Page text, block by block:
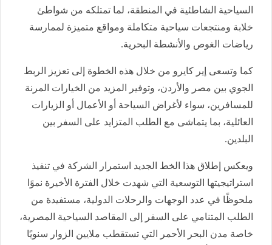
السياحية الشاطئية في المنطقة، لما تمتلكه من شواطئ
خلابة ومنتجعات سياحية متكاملة ومواقع متميزة لممارسة
رياضات الغوص والأنشطة البحرية.
كما وتسعى إير كايرو من خلال هذه الخطوة إلى تعزيز الربط
الجوي بين مصر والأردن، وتوفير المزيد من الخيارات المرنة
للمسافرين، سواء لأغراض السياحة أو الأعمال أو الزيارات
العائلية، بما يتماشى مع الطلب المتزايد على السفر بين
البلدين.
ويعكس إطلاق هذا الخط الجديد استمرار الشركة في تنفيذ
استراتيجيتها التوسعية التي شهدت خلال الفترة الأخيرة نموًا
ملحوظًا في عدد الوجهات والرحلات الدولية، مستفيدة من
الطلب المتنامي على السفر إلى المقاصد السياحية المصرية،
خاصة مدن البحر الأحمر التي تستقطب ملايين الزوار سنويًا